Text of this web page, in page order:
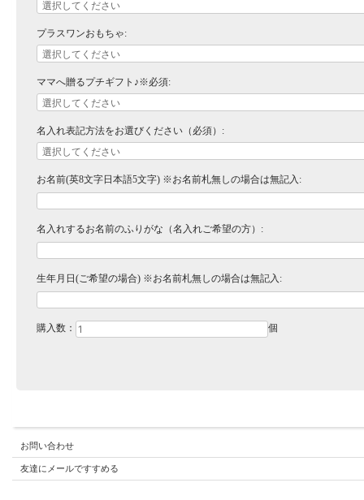
プラスワンおもちゃ:
ママへ贈るプチギフト♪※必須:
名入れ表記方法をお選びください（必須）:
お名前(英8文字日本語5文字) ※お名前札無しの場合は無記入:
名入れするお名前のふりがな（名入れご希望の方）:
生年月日(ご希望の場合) ※お名前札無しの場合は無記入:
購入数： 個
お問い合わせ
友達にメールですすめる